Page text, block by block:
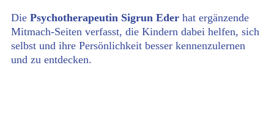
Die Psychotherapeutin Sigrun Eder hat ergänzende
Mitmach-Seiten verfasst, die Kindern dabei helfen, sich
selbst und ihre Persönlichkeit besser kennenzulernen
und zu entdecken.